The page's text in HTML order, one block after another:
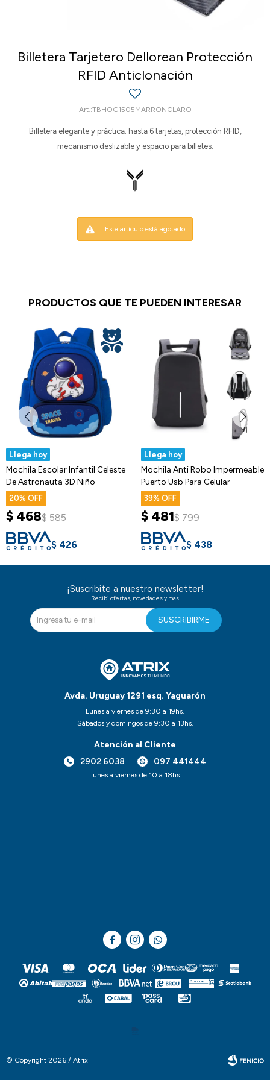
Billetera Tarjetero Dellorean Protección
RFID Anticlonación
TBHOG1505MARRONCLARO
Billetera elegante y práctica: hasta 6 tarjetas, protección RFID,
mecanismo deslizable y espacio para billetes.
Este artículo está agotado.
PRODUCTOS QUE TE PUEDEN INTERESAR
Llega hoy
Mochila Escolar Infantil Celeste
De Astronauta 3D Niño
20
$ 468$ 585
$ 426
Llega hoy
Mochila Anti Robo Impermeable
Puerto Usb Para Celular
39
$ 481$ 799
$ 438
Avda. Uruguay 1291 esq. Yaguarón
Lunes a viernes de 9:30 a 19hs.
Sábados y domingos de 9:30 a 13hs.
Atención al Cliente
2902 6038
097 441444
Lunes a viernes de 10 a 18hs.
¡Suscribite a nuestro newsletter!
Recibi ofertas, novedades y mas
SUSCRIBIRME
  
© Copyright 2026 / Atrix